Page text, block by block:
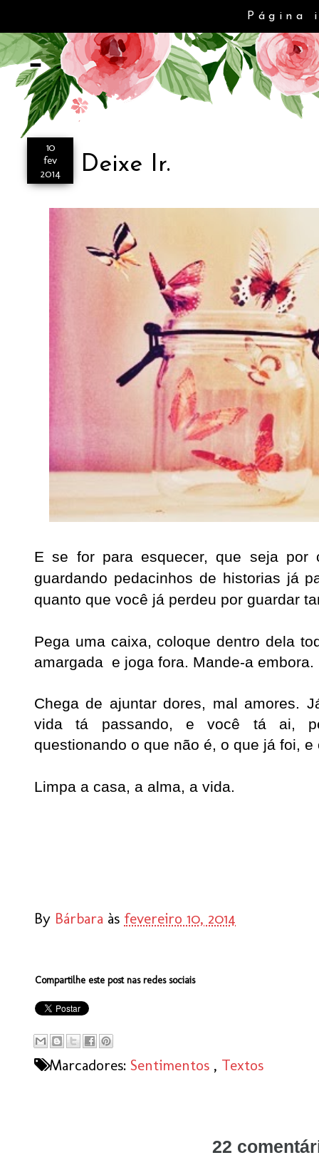
-
10
fev
2014
Deixe Ir.
E se for para esquecer, que seja por
guardando pedacinhos de historias já
quanto que você já perdeu por guardar
Pega uma caixa, coloque dentro dela
amargada e joga fora. Mande-a embora.
Chega de ajuntar dores, mal amores.
vida tá passando, e você tá ai,
questionando o que não é, o que já foi,
Limpa a casa, a alma, a vida.
By Bárbara às fevereiro 10, 2014
Compartilhe este post nas redes sociais
Marcadores: Sentimentos , Textos
22